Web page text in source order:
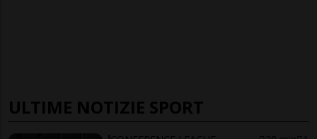
ULTIME NOTIZIE SPORT